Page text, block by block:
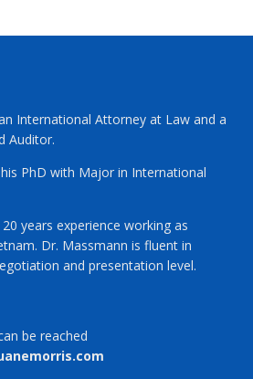
International Attorney at Law and a
Auditor.
PhD with Major in International
years experience working as
Dr. Massmann is fluent in
and presentation level.
be reached